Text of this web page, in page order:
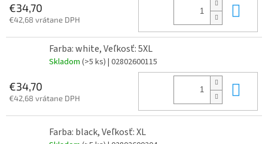
€34,70
€42,68 vrátane DPH
Farba: white, Veľkosť: 5XL
Skladom (>5 ks) | 02802600115
€34,70
€42,68 vrátane DPH
Farba: black, Veľkosť: XL